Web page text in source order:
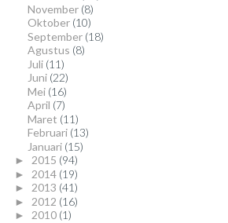
November (8)
Oktober (10)
September (18)
Agustus (8)
Juli (11)
Juni (22)
Mei (16)
April (7)
Maret (11)
Februari (13)
Januari (15)
► 2015 (94)
► 2014 (19)
► 2013 (41)
► 2012 (16)
► 2010 (1)